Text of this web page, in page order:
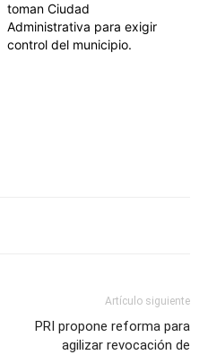
toman Ciudad
Administrativa para exigir
control del municipio.
Artículo siguiente
PRI propone reforma para
agilizar revocación de